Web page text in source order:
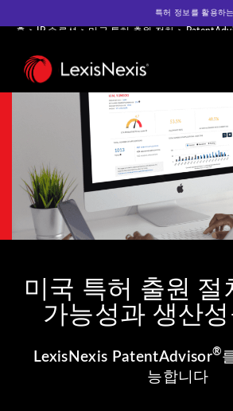
특허 정보를 활용하
홈 > IP 솔루션 > 미국 특허 출원 절차 >
미국 특허 출원 절
가능성과 생산성
LexisNexis PatentAdvisor®
능합니다